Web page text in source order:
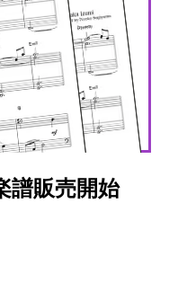
譜販売開始